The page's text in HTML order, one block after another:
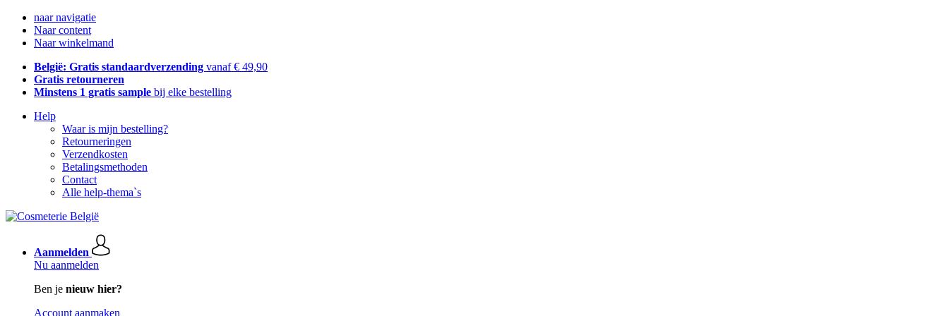
naar navigatie
Naar content
Naar winkelmand
België: Gratis standaardverzending vanaf € 49,90
Gratis retourneren
Minstens 1 gratis sample bij elke bestelling
Help
Waar is mijn bestelling?
Retourneringen
Verzendkosten
Betalingsmethoden
Contact
Alle help-thema`s
Aanmelden
Nu aanmelden
Ben je nieuw hier?
Account aanmaken